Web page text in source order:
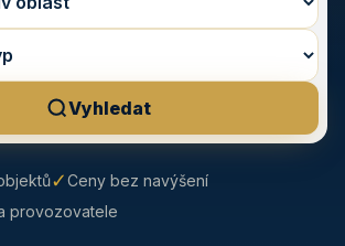
Vyhledat
✓Ceny bez navýšení
provozovatele